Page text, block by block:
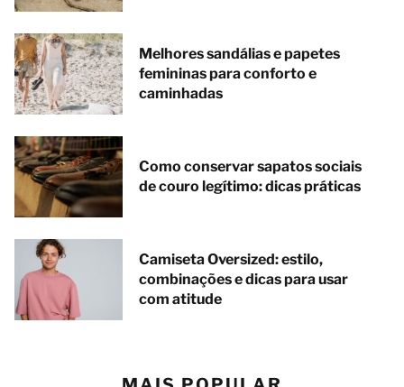
Melhores sandálias e papetes
femininas para conforto e
caminhadas
Como conservar sapatos sociais
de couro legítimo: dicas práticas
Camiseta Oversized: estilo,
combinações e dicas para usar
com atitude